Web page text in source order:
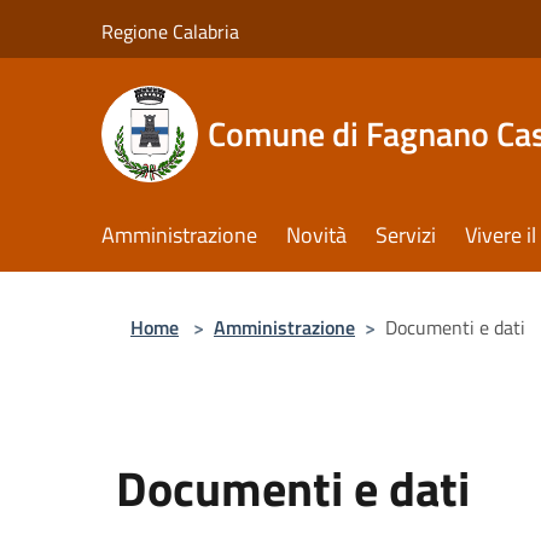
Regione Calabria
Comune di Fagnano
Amministrazione Novità Servizi Vivere
Home > Amministrazione > Documenti e dati
Documenti e dati